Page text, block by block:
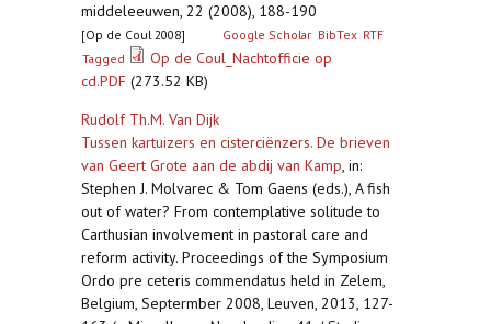
middeleeuwen, 22 (2008), 188-190
[Op de Coul 2008] Google Scholar BibTex RTF
Tagged
Op de Coul_Nachtofficie op
cd.PDF (273.52 KB)
Rudolf Th.M. Van Dijk
Tussen kartuizers en cisterciënzers. De brieven
van Geert Grote aan de abdij van Kamp, in:
Stephen J. Molvarec & Tom Gaens (eds.), A fish
out of water? From contemplative solitude to
Carthusian involvement in pastoral care and
reform activity. Proceedings of the Symposium
Ordo pre ceteris commendatus held in Zelem,
Belgium, Septermber 2008, Leuven, 2013, 127-